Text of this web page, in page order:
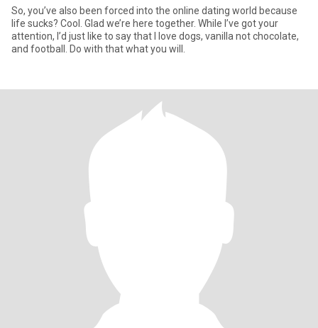
So, you’ve also been forced into the online dating world because
life sucks? Cool. Glad we’re here together. While I’ve got your
attention, I’d just like to say that I love dogs, vanilla not chocolate,
and football. Do with that what you will.